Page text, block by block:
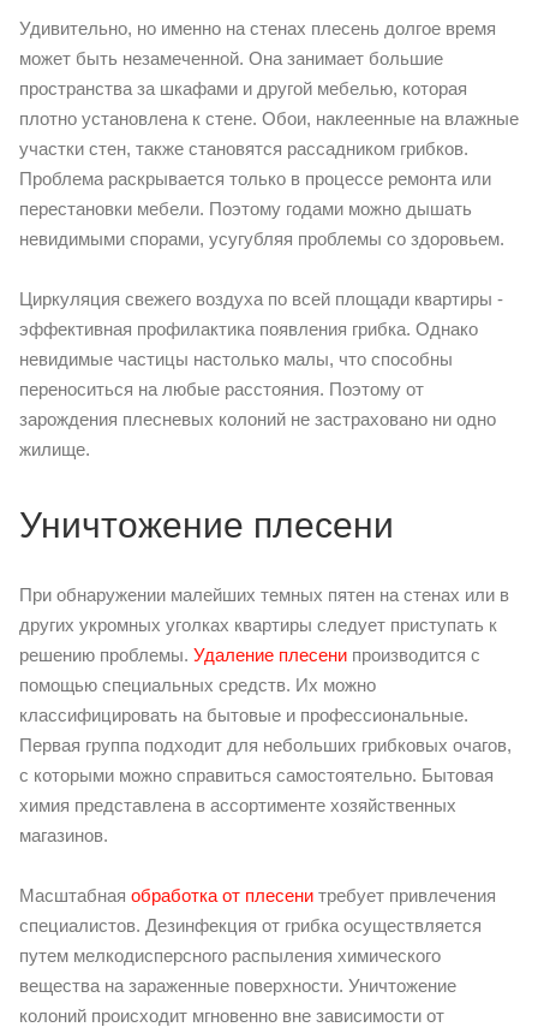
Удивительно, но именно на стенах плесень долгое время
может быть незамеченной. Она занимает большие
пространства за шкафами и другой мебелью, которая
плотно установлена к стене. Обои, наклеенные на влажные
участки стен, также становятся рассадником грибков.
Проблема раскрывается только в процессе ремонта или
перестановки мебели. Поэтому годами можно дышать
невидимыми спорами, усугубляя проблемы со здоровьем.
Циркуляция свежего воздуха по всей площади квартиры -
эффективная профилактика появления грибка. Однако
невидимые частицы настолько малы, что способны
переноситься на любые расстояния. Поэтому от
зарождения плесневых колоний не застраховано ни одно
жилище.
Уничтожение плесени
При обнаружении малейших темных пятен на стенах или в
других укромных уголках квартиры следует приступать к
решению проблемы. Удаление плесени производится с
помощью специальных средств. Их можно
классифицировать на бытовые и профессиональные.
Первая группа подходит для небольших грибковых очагов,
с которыми можно справиться самостоятельно. Бытовая
химия представлена в ассортименте хозяйственных
магазинов.
Масштабная обработка от плесени требует привлечения
специалистов. Дезинфекция от грибка осуществляется
путем мелкодисперсного распыления химического
вещества на зараженные поверхности. Уничтожение
колоний происходит мгновенно вне зависимости от